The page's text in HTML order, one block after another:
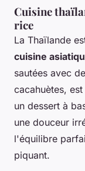
Cuisine
rice
La Thaïlande
cuisine
sautées avec
cacahuètes,
un dessert à
une douceur
l'équilibre
piquant.